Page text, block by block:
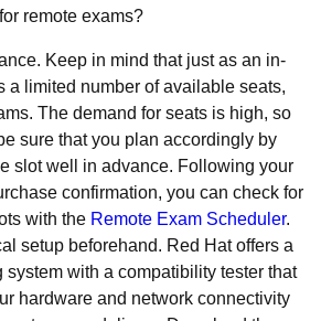
remote exams?
Keep in mind that just as an in-
a limited number of available seats,
The demand for seats is high, so
sure that you plan accordingly by
slot well in advance. Following your
confirmation, you can check for
with the Remote Exam Scheduler.
setup beforehand. Red Hat offers a
system with a compatibility tester that
hardware and network connectivity